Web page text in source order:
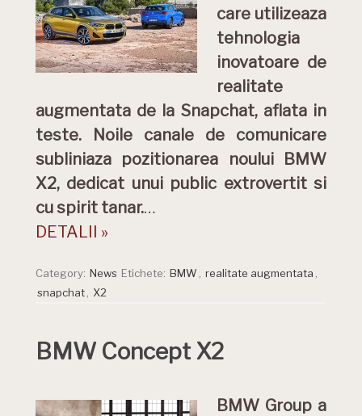
care utilizeaza
tehnologia
inovatoare de
realitate
augmentata de la Snapchat, aflata in
teste. Noile canale de comunicare
subliniaza pozitionarea noului BMW
X2, dedicat unui public extrovertit si
cu spirit tanar.…
DETALII »
Category: News Etichete: BMW realitate augmentata
snapchat
X2
BMW Concept X2
BMW Group a